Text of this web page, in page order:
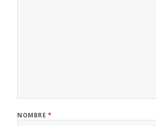
NOMBRE *